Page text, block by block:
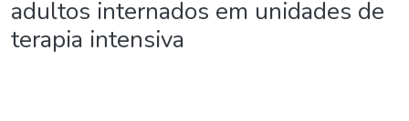
adultos internados em unidades de
terapia intensiva